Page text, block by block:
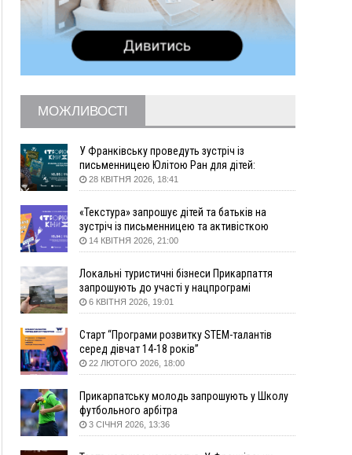
поліції про гранату, бо йому не нарахували
пенсію
У Болгарії затримали прикарпатця, який
виготовляв наркотики для міжнародного
синдикату
14:47
Стефанішина отримала нову підозру. Їй
обирають запобіжний захід
14:02
«Пілот з Лондона» видурив у жительки
Коломийщини майже 64 тисячі гривень
13:13
У четвер на Прикарпатті очікується сильна
спека до 39°
з цистерни у полі невідому речовину
12:29
У МОЗ змінили підхід до госпіталізації та
оновили правила роботи стаціонарів
12:07
На межі Прикарпаття і Тернопільщини невідомі
засипали русло Золотої Липи та облаштували
переправу
температурні рекорди
11:17
Росія вдарила по Харкову "Бандероллю": є
постраждалі, пошкоджено цивільне
підприємство
10:54
Верховний суд повернув державі 1,5 га лісу із
трьома ставками в Івано-Франківській
громаді
МОЖЛИВОСТІ
У Франківську проведуть зустріч із
письменницею Юлітою Ран для дітей:
говоритимуть про серію книг про Мавку
28 КВІТНЯ 2026, 18:41
«Текстура» запрошує дітей та батьків на
зустріч із письменницею та активісткою
Анною Повх
14 КВІТНЯ 2026, 21:00
Локальні туристичні бізнеси Прикарпаття
запрошують до участі у нацпрограмі
«Подорож до себе»
6 КВІТНЯ 2026, 19:01
Старт “Програми розвитку STEM-талантів
серед дівчат 14-18 років”
22 ЛЮТОГО 2026, 18:00
Прикарпатську молодь запрошують у Школу
футбольного арбітра
3 СІЧНЯ 2026, 13:36